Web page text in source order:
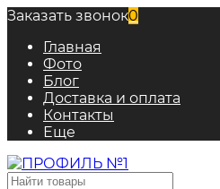
Заказать звонок0
Главная
Фото
Блог
Доставка и оплата
Контакты
Еще